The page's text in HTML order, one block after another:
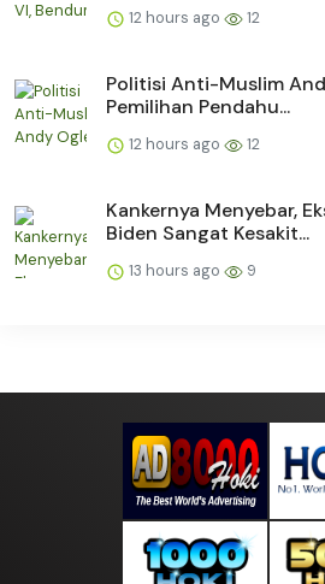
12 hours ago 12
Politisi Anti-Muslim
Pemilihan Pendahu...
12 hours ago 12
Kankernya Menyebar,
Biden Sangat Kesakit...
13 hours ago 9